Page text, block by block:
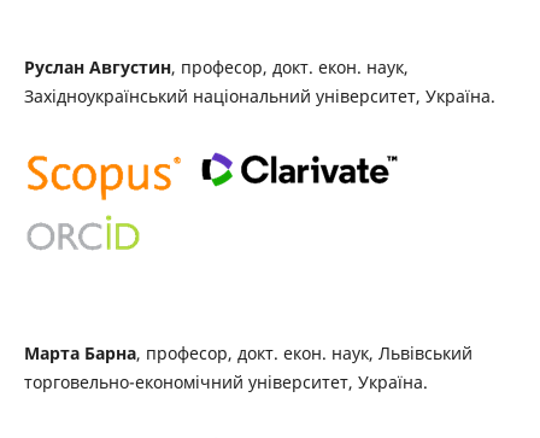
Руслан Августин, професор, докт. екон. наук,
Західноукраїнський національний університет, Україна.
Марта Барна, професор, докт. екон. наук, Львівський
торговельно-економічний університет, Україна.